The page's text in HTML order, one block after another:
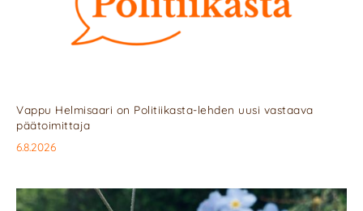
Vappu Helmisaari on Politiikasta-lehden uusi vastaava
päätoimittaja
6.8.2026